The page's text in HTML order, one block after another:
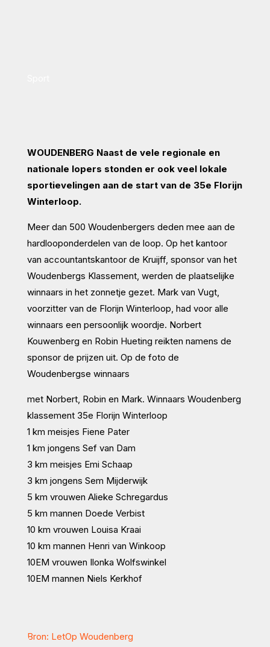
WOUDENBERG Naast de vele regionale en
nationale lopers stonden er ook veel lokale
sportievelingen aan de start van de 35e Florijn
Winterloop.
Meer dan 500 Woudenbergers deden mee aan de
hardlooponderdelen van de loop. Op het kantoor
van accountantskantoor de Kruijff, sponsor van het
Woudenbergs Klassement, werden de plaatselijke
winnaars in het zonnetje gezet. Mark van Vugt,
voorzitter van de Florijn Winterloop, had voor alle
winnaars een persoonlijk woordje. Norbert
Kouwenberg en Robin Hueting reikten namens de
sponsor de prijzen uit. Op de foto de
Woudenbergse winnaars
met Norbert, Robin en Mark. Winnaars Woudenberg
klassement 35e Florijn Winterloop
1 km meisjes Fiene Pater
1 km jongens Sef van Dam
3 km meisjes Emi Schaap
3 km jongens Sem Mijderwijk
5 km vrouwen Alieke Schregardus
5 km mannen Doede Verbist
10 km vrouwen Louisa Kraai
10 km mannen Henri van Winkoop
10EM vrouwen Ilonka Wolfswinkel
10EM mannen Niels Kerkhof
Bron: LetOp Woudenberg